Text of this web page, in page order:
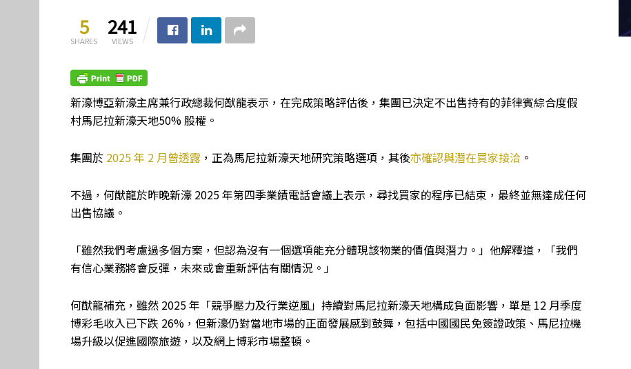
5
SHARES
241
VIEWS
新濠博亞新濠主席兼行政總裁何猷龍表示，在完成策略評估後，集團已決定不出售持有的菲律賓綜合度假
村馬尼拉新濠天地50% 股權。
集團於 2025 年 2 月曾透露 ，正為馬尼拉新濠天地研究策略選項，其後亦確認與潛在買家接洽 。
不過，何猷龍於昨晚新濠 2025 年第四季業績電話會議上表示，尋找買家的程序已結束，最終並無達成任何
出售協議。
「雖然我們考慮過多個方案，但認為沒有一個選項能充分體現該物業的價值與潛力。」他解釋道，「我們
有信心業務將會反彈，未來或會重新評估有關情況。」
何猷龍補充，雖然 2025 年「競爭壓力及行業逆風」持續對馬尼拉新濠天地構成負面影響，單是 12 月季度
博彩毛收入已下跌 26%，但新濠仍對當地市場的正面發展感到鼓舞，包括中國國民免簽證政策、馬尼拉機
場升級以促進國際旅遊，以及網上博彩市場整頓。